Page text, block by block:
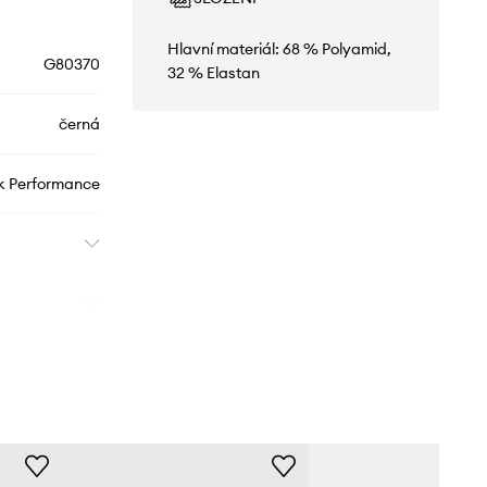
G80370
černá
Performance
Hlavní materiál: 68 % Polyamid,
32 % Elastan